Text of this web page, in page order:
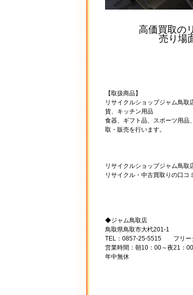
高価買取の
売り場
【取扱商品】
リサイクルショップジャム鳥
貨、キッチン用品
食器、ギフト品、スポーツ用品
取・販売を行います。
リサイクルショップジャム鳥取
リサイクル・中古買取りの口
◆ジャム鳥取店
鳥取県鳥取市大杙201-1
TEL：0857-25-5515 フリー
営業時間：朝10：00～夜21：00
年中無休